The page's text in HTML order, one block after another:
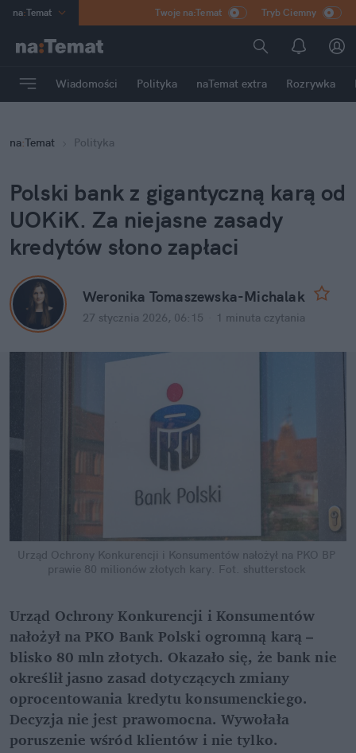
na:Temat
Poland
mama
Rozrywka
Twoje na:Temat Tryb Ciemny
Wiadomości Polityka naTemat extra Rozrywka
na:Temat Polityka
Polski bank z gigantyczną karą od
UOKiK. Za niejasne zasady
kredytów słono zapłaci
Weronika Tomaszewska-Michalak
27 stycznia 2026, 06:15 1 minuta czytania
Urząd Ochrony Konkurencji i Konsumentów nałożył na PKO BP
prawie 80 milionów złotych kary. Fot. shutterstock
Urząd Ochrony Konkurencji i Konsumentów
nałożył na PKO Bank Polski ogromną karą –
blisko 80 mln złotych. Okazało się, że bank nie
określił jasno zasad dotyczących zmiany
oprocentowania kredytu konsumenckiego.
Decyzja nie jest prawomocna. Wywołała
poruszenie wśród klientów i nie tylko.